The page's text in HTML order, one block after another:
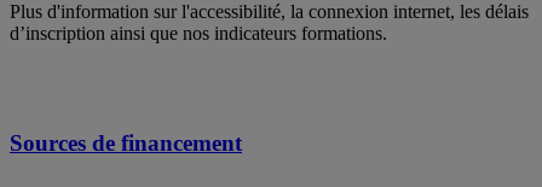
Plus d'information sur l'accessibilité, la connexion internet, les délais
d’inscription ainsi que nos indicateurs formations.
Sources de financement